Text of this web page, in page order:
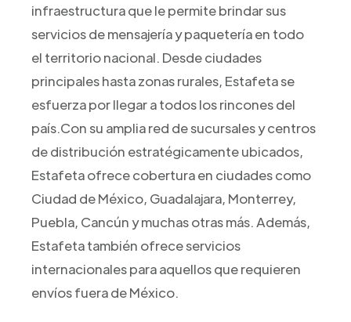
infraestructura que le permite brindar sus
servicios de mensajería y paquetería en todo
el territorio nacional. Desde ciudades
principales hasta zonas rurales, Estafeta se
esfuerza por llegar a todos los rincones del
país.Con su amplia red de sucursales y centros
de distribución estratégicamente ubicados,
Estafeta ofrece cobertura en ciudades como
Ciudad de México, Guadalajara, Monterrey,
Puebla, Cancún y muchas otras más. Además,
Estafeta también ofrece servicios
internacionales para aquellos que requieren
envíos fuera de México.